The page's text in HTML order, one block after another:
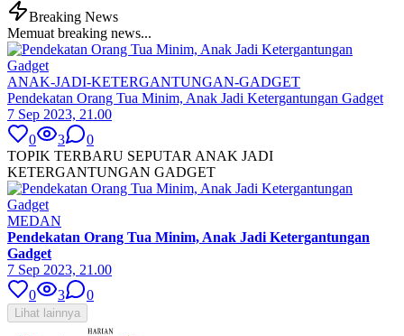
Breaking News
Memuat breaking news...
ANAK-JADI-KETERGANTUNGAN-GADGET
Pendekatan Orang Tua Minim, Anak Jadi Ketergantungan Gadget
7 Sep 2023, 21.00
0
3
0
TOPIK TERBARU SEPUTAR ANAK JADI
KETERGANTUNGAN GADGET
MEDAN
Pendekatan Orang Tua Minim, Anak Jadi Ketergantungan
Gadget
7 Sep 2023, 21.00
0
3 0
Lihat lainnya